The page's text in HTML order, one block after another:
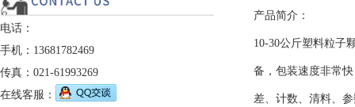
产品简介：
10-30公斤塑料粒子
备，包装速度非常
差、计数、清料、
电话：
手机：13681782469
传真：021-61993269
在线客服：